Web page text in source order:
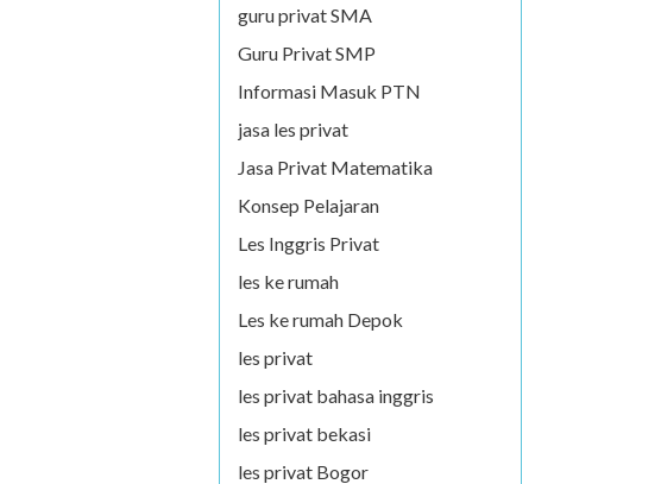
guru privat SMA
Guru Privat SMP
Informasi Masuk PTN
jasa les privat
Jasa Privat Matematika
Konsep Pelajaran
Les Inggris Privat
les ke rumah
Les ke rumah Depok
les privat
les privat bahasa inggris
les privat bekasi
les privat Bogor